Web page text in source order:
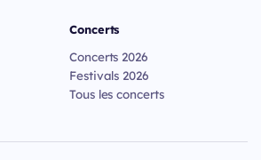
Concerts
Concerts 2026
Festivals 2026
Tous les concerts